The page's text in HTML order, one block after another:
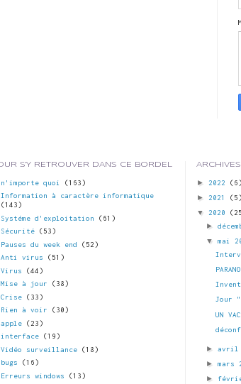
S'Y RETROUVER DANS CE BORDEL
n'importe quoi
(163)
Information à caractère informatique
(143)
Systéme d'exploitation
(61)
Sécurité
(53)
Pauses du week end
(52)
Anti virus
(51)
Virus
(44)
Mise à jour
(38)
Crise
(33)
Rien à voir
(30)
apple
(23)
interface
(19)
Vidéo surveillance
(18)
bugs
(16)
Erreurs windows
(13)
► 2022 (6)
► 2021 (5)
▼ 2020
►
▼mai
PARANO
Jour
UN
►avril
►mars
►